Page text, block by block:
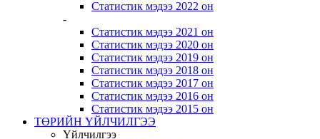
Статистик мэдээ 2022 он
-
Статистик мэдээ 2021 он
Статистик мэдээ 2020 он
Статистик мэдээ 2019 он
Статистик мэдээ 2018 он
Статистик мэдээ 2017 он
Статистик мэдээ 2016 он
Статистик мэдээ 2015 он
ТӨРИЙН ҮЙЛЧИЛГЭЭ
Үйлчилгээ